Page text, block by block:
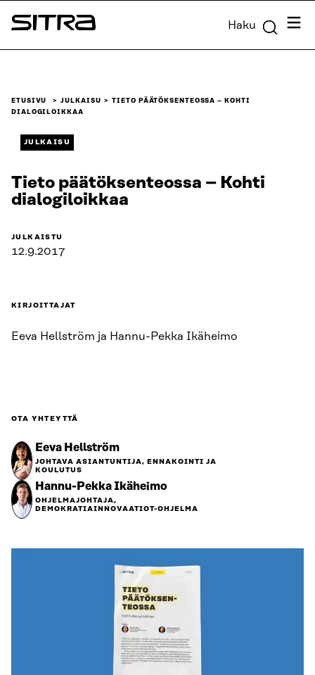
Siirry
suoraan
Sitra Haku
ETUSIVU JULKAISU
TIETO PÄÄTÖKSENTEOSSA – KOHTI
DIALOGILOIKKAA
JULKAISU
Tieto päätöksenteossa – Kohti
dialogiloikkaa
JULKAISTU
12.9.2017
KIRJOITTAJAT
Eeva Hellström ja Hannu-Pekka Ikäheimo
OTA YHTEYTTÄ
Eeva Hellström
JOHTAVA ASIANTUNTIJA, ENNAKOINTI JA
KOULUTUS
Hannu-Pekka Ikäheimo
OHJELMAJOHTAJA,
DEMOKRATIAINNOVAATIOT-OHJELMA